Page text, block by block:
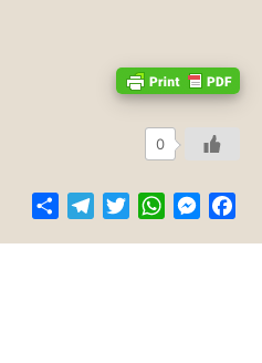
0
Facebook
Messenger
WhatsApp
Twitter
Telegram